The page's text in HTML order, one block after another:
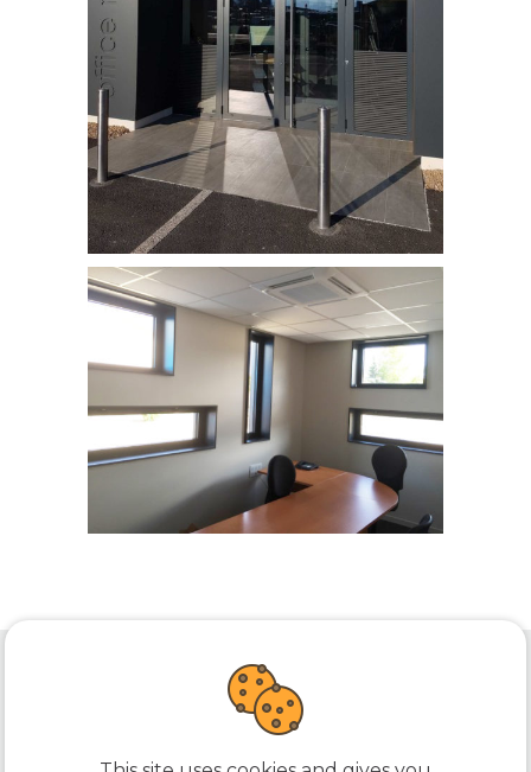
L’AGENCE
ACTUALITÉS CONTACT